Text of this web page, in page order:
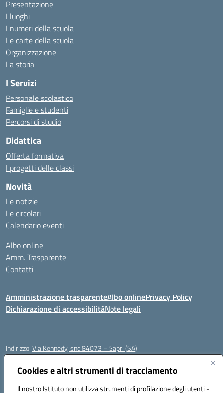
Cookies e altri strumenti di tracciamento
Il nostro Istituto non utilizza strumenti di profilazione degli utenti -
Presentazione
I luoghi
I numeri della scuola
Le carte della scuola
Organizzazione
La storia
I Servizi
Personale scolastico
Famiglie e studenti
Percorsi di studio
Didattica
Offerta formativa
I progetti delle classi
Novità
Le notizie
Le circolari
Calendario eventi
Albo online
Amm. Trasparente
Contatti
Amministrazione trasparenteAlbo onlinePrivacy Policy
Dichiarazione di accessibilitàNote legali
Indirizzo:Via Kennedy, snc 84073 – Sapri (SA)
Centralino:
Posta elettronica certificata (PEC):saic878008@pec.istruzione.it
Codice fiscale: 84002700650